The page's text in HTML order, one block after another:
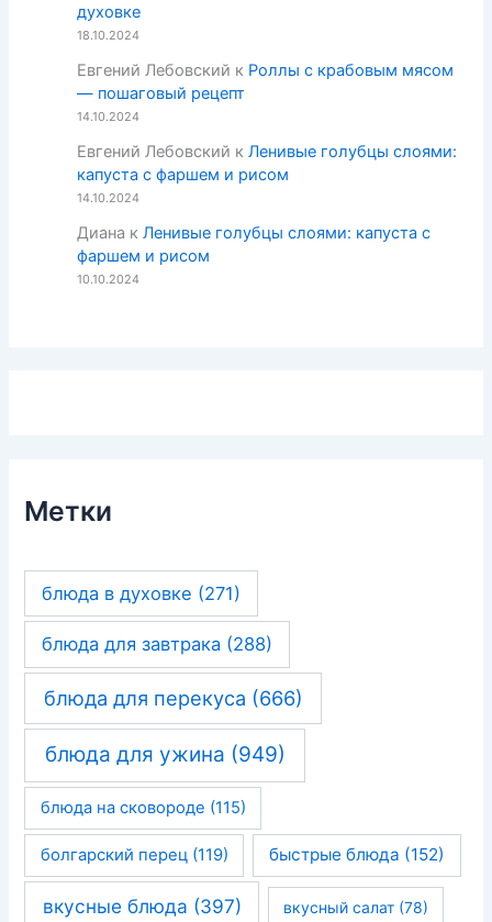
духовке
18.10.2024
Евгений Лебовский к Роллы с крабовым мясом
— пошаговый рецепт
14.10.2024
Евгений Лебовский к Ленивые голубцы слоями:
капуста с фаршем и рисом
14.10.2024
Диана к Ленивые голубцы слоями: капуста с
фаршем и рисом
10.10.2024
Метки
блюда в духовке (271)
блюда для завтрака (288)
блюда для перекуса (666)
блюда для ужина (949)
блюда на сковороде (115)
болгарский перец(119) быстрые блюда (152)
вкусные блюда (397) вкусный салат (78)